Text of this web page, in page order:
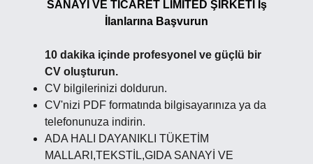
SANAYİ VE TİCARET LİMİTED ŞİRKETİ İş
İlanlarına Başvurun
10 dakika içinde profesyonel ve güçlü bir
CV oluşturun.
CV bilgilerinizi doldurun.
CV'nizi PDF formatında bilgisayarınıza ya da
telefonunuza indirin.
ADA HALI DAYANIKLI TÜKETİM
MALLARI,TEKSTİL,GIDA SANAYİ VE